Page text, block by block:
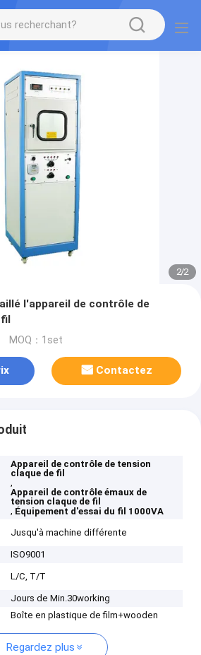
2/2
l'appareil de contrôle de
MOQ：1set
Contactez
Appareil de contrôle de tension
claque de fil
,
Appareil de contrôle émaux de
tension claque de fil
, Équipement d'essai du fil 1000VA
Jusqu'à machine différente
ISO9001
L/C, T/T
Jours de Min.30working
Boîte en plastique de film+wooden
Regardez plus